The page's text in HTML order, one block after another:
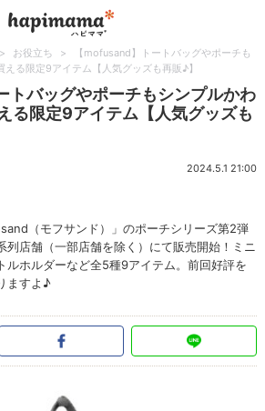
> お役立ち >
【mofusand】トートバッグやポーチも
る限定9アイテム【人気グッズも再販♪】
トバッグやポーチもシンプルかわ
る限定9アイテム【人気グッズも
2024.5.1 21:00
（モフサンド）」のポーチシリーズ第2弾
列店舗（一部店舗を除く）にて販売開始！ミニ
ルホルダーなど全5種9アイテム。前回好評を
ますよ♪